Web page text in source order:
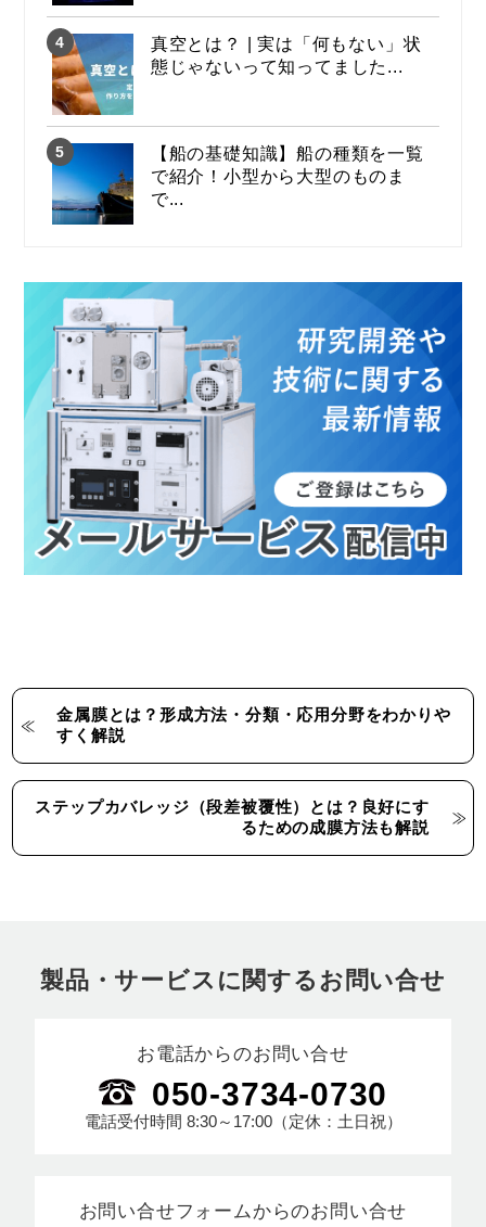
真空とは？ | 実は「何もない」状
態じゃないって知ってました...
【船の基礎知識】船の種類を一覧
で紹介！小型から大型のものま
で...
金属膜とは？形成方法・分類・応用分野をわかりや
すく解説
ステップカバレッジ（段差被覆性）とは？良好にす
るための成膜方法も解説
製品・サービスに関するお問い合せ
お電話からのお問い合せ
050-3734-0730
電話受付時間 8:30～17:00（定休：土日祝）
お問い合せフォームからのお問い合せ